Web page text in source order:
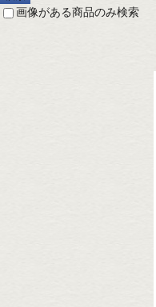
画像がある商品のみ検索